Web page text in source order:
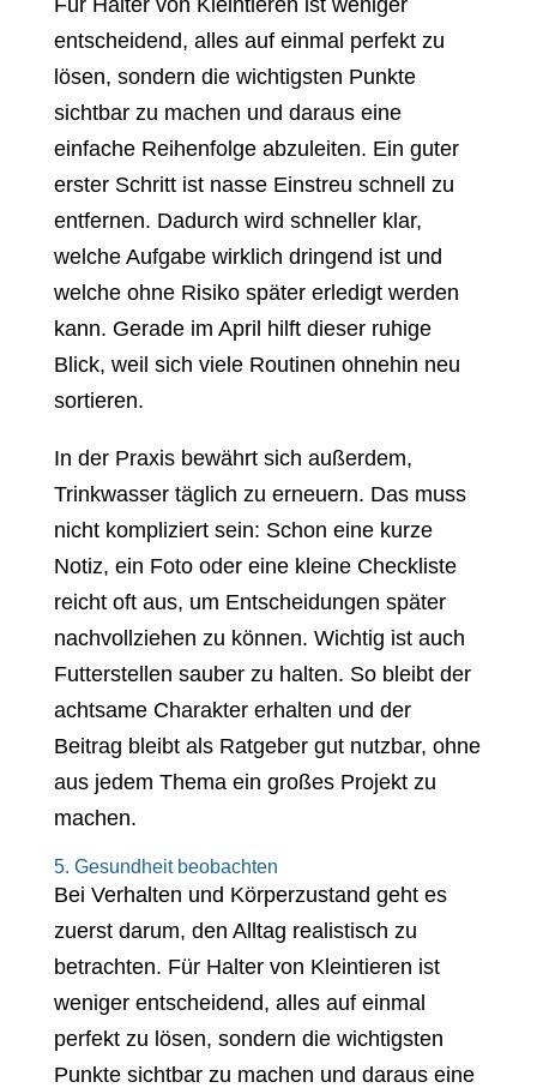
Für Halter von Kleintieren ist weniger
entscheidend, alles auf einmal perfekt zu
lösen, sondern die wichtigsten Punkte
sichtbar zu machen und daraus eine
einfache Reihenfolge abzuleiten. Ein guter
erster Schritt ist nasse Einstreu schnell zu
entfernen. Dadurch wird schneller klar,
welche Aufgabe wirklich dringend ist und
welche ohne Risiko später erledigt werden
kann. Gerade im April hilft dieser ruhige
Blick, weil sich viele Routinen ohnehin neu
sortieren.
In der Praxis bewährt sich außerdem,
Trinkwasser täglich zu erneuern. Das muss
nicht kompliziert sein: Schon eine kurze
Notiz, ein Foto oder eine kleine Checkliste
reicht oft aus, um Entscheidungen später
nachvollziehen zu können. Wichtig ist auch
Futterstellen sauber zu halten. So bleibt der
achtsame Charakter erhalten und der
Beitrag bleibt als Ratgeber gut nutzbar, ohne
aus jedem Thema ein großes Projekt zu
machen.
5. Gesundheit beobachten
Bei Verhalten und Körperzustand geht es
zuerst darum, den Alltag realistisch zu
betrachten. Für Halter von Kleintieren ist
weniger entscheidend, alles auf einmal
perfekt zu lösen, sondern die wichtigsten
Punkte sichtbar zu machen und daraus eine